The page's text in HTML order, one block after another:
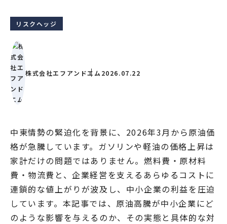
リスクヘッジ
株式会社エフアンドエム 2026.07.22
中東情勢の緊迫化を背景に、2026年3月から原油価
格が急騰しています。ガソリンや軽油の価格上昇は
家計だけの問題ではありません。燃料費・原材料
費・物流費と、企業経営を支えるあらゆるコストに
連鎖的な値上がりが波及し、中小企業の利益を圧迫
しています。本記事では、原油高騰が中小企業にど
のような影響を与えるのか、その実態と具体的な対